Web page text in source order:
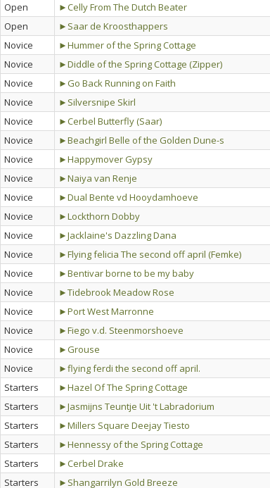
Open
►Celly From The Dutch Beater
Open
►Saar de Kroosthappers
Novice
►Hummer of the Spring Cottage
Novice
►Diddle of the Spring Cottage (Zipper)
Novice
►Go Back Running on Faith
Novice
►Silversnipe Skirl
Novice
►Cerbel Butterfly (Saar)
Novice
►Beachgirl Belle of the Golden Dune-s
Novice
►Happymover Gypsy
Novice
►Naiya van Renje
Novice
►Dual Bente vd Hooydamhoeve
Novice
►Lockthorn Dobby
Novice
►Jacklaine's Dazzling Dana
Novice
►Flying felicia The second off april (Femke)
Novice
►Bentivar borne to be my baby
Novice
►Tidebrook Meadow Rose
Novice
►Port West Marronne
Novice
►Fiego v.d. Steenmorshoeve
Novice
►Grouse
Novice
►flying ferdi the second off april.
Starters
►Hazel Of The Spring Cottage
Starters
►Jasmijns Teuntje Uit 't Labradorium
Starters
►Millers Square Deejay Tiesto
Starters
►Hennessy of the Spring Cottage
Starters
►Cerbel Drake
Starters
►Shangarrilyn Gold Breeze